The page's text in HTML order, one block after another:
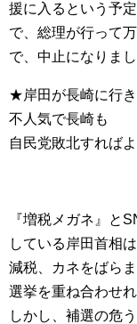
援に入るという予
で、総理が行って
で、中止になりまし
★岸田が長崎に行き
不人気で長崎も
自民党敗北すれば
『増税メガネ』と
している岸田首相
減税、カネをばら
選挙を重ね合わせ
しかし、補選の危